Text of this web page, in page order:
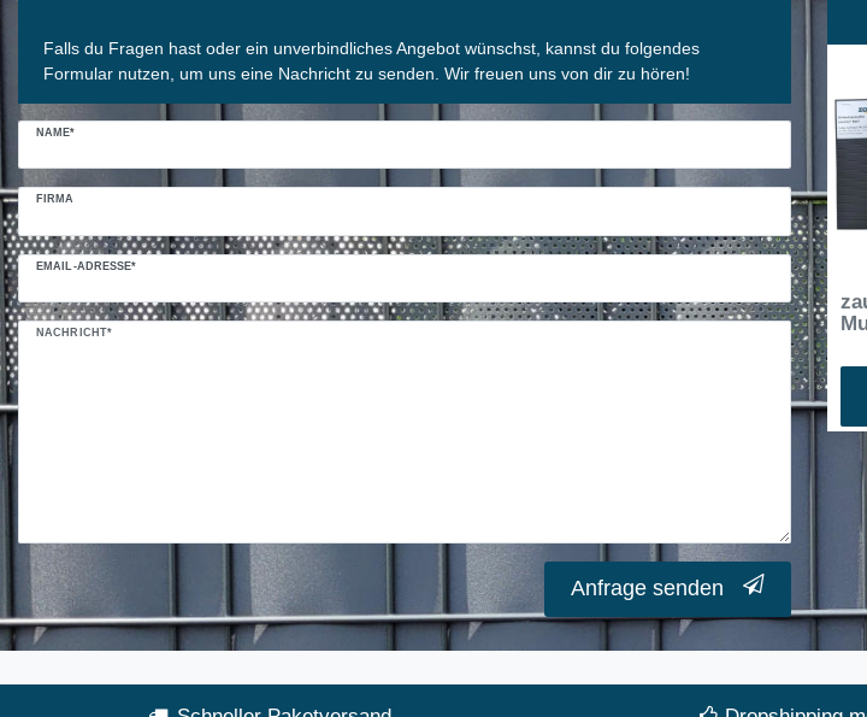
Falls du Fragen hast oder ein unverbindliches Angebot wünschst, kannst du folgendes
Formular nutzen, um uns eine Nachricht zu senden. Wir freuen uns von dir zu hören!
NAME*
FIRMA
EMAIL-ADRESSE*
NACHRICHT*
Anfrage senden